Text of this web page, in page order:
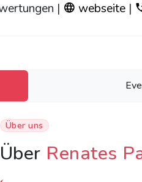
| webseite|
Über uns
Über Renates